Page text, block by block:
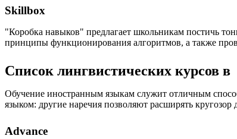
Skillbox
"Коробка навыков" предлагает школьникам постичь
принципы функционирования алгоритмов, а также
Список лингвистических курсов
Обучение иностранным языкам служит отличным
языком: другие наречия позволяют расширять
Advance